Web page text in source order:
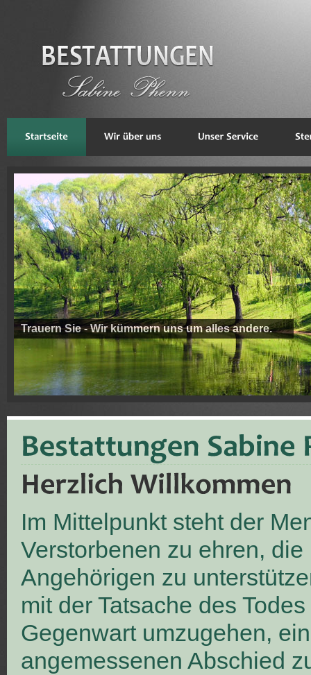
Trauern Sie - Wir kümmern uns um alles andere.
Im Mittelpunkt steht der
Verstorbenen zu ehren, die
Angehörigen zu
mit der Tatsache des
Gegenwart umzugehen,
angemessenen Abschied